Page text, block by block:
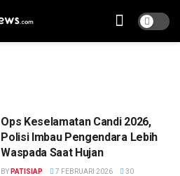
Ops Keselamatan Candi 2026,
Polisi Imbau Pengendara Lebih
Waspada Saat Hujan
BY PATISIAP 7 FEBRUARI 2026 30